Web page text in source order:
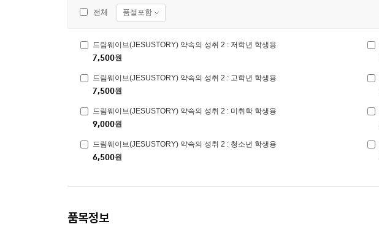
전체 품절포함
드림웨이브(JESUSTORY) 약속의 성취 2 : 저학년 학생용
7,500원
드림웨이브(JESUSTORY) 약속의 성취 2 : 고학년 학생용
7,500원
드림웨이브(JESUSTORY) 약속의 성취 2 : 미취학 학생용
9,000원
드림웨이브(JESUSTORY) 약속의 성취 2 : 청소년 학생용
6,500원
품목정보